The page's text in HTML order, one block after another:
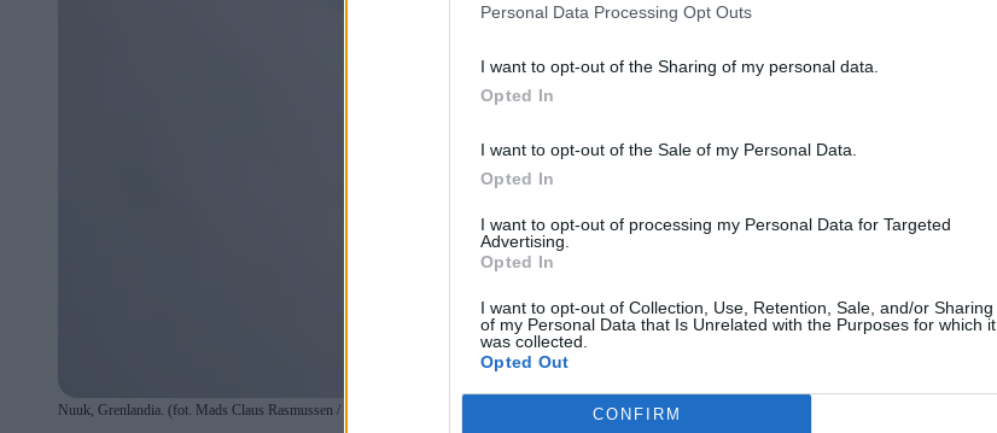
Personal Data Processing Opt Outs
I want to opt-out of the Sharing of my personal data.
Opted In
I want to opt-out of the Sale of my Personal Data.
Opted In
I want to opt-out of processing my Personal Data for Targeted
Advertising.
Opted In
I want to opt-out of Collection, Use, Retention, Sale, and/or Sharing
of my Personal Data that Is Unrelated with the Purposes for which it
was collected.
Opted Out
CONFIRM
Nuuk, Grenlandia. (fot. Mads Claus Rasmussen / PAP)